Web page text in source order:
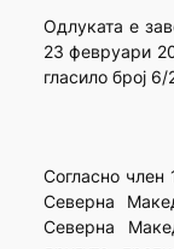
Одлуката е
23 февруари
гласило број
Согласно член
Северна
Северна